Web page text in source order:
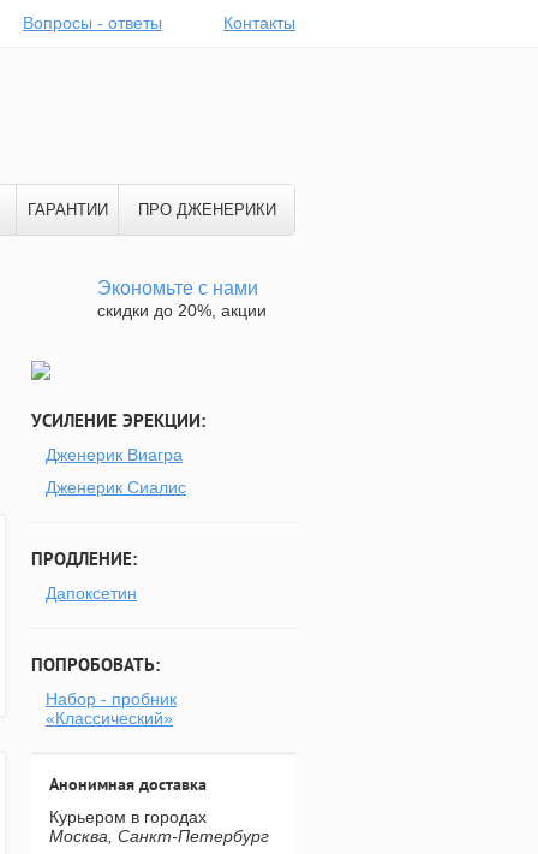
Вопросы - ответы Контакты
ГАРАНТИИ ПРО ДЖЕНЕРИКИ
Экономьте с нами
скидки до 20%, акции
УСИЛЕНИЕ ЭРЕКЦИИ:
Дженерик Виагра
Дженерик Сиалис
ПРОДЛЕНИЕ:
Дапоксетин
ПОПРОБОВАТЬ:
Набор - пробник
«Классический»
Анонимная доставка
Курьером в городах
Москва, Санкт-Петербург